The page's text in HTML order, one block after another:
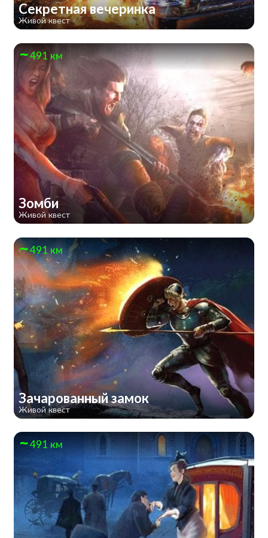
Секретная вечеринка
Живой квест
491 км
Зомби
Живой квест
491 км
Зачарованный замок
Живой квест
491 км